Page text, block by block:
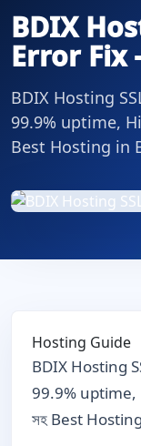
BDIX
Error Fix
BDIX Hosting
99.9% uptime,
Best Hosting in
Hosting Guide
BDIX Hosting
99.9% uptime,
সহ Best